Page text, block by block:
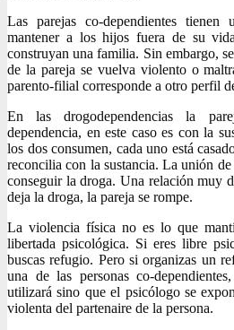
Las parejas co-dependientes tienen
mantener a los hijos fuera de su
construyan una familia. Sin embargo,
de la pareja se vuelva violento o
parento-filial corresponde a otro perfil
En las drogodependencias la
dependencia, en este caso es con la
los dos consumen, cada uno está
reconcilia con la sustancia. La unión de
conseguir la droga. Una relación muy
deja la droga, la pareja se rompe.
La violencia física no es lo que
libertada psicológica. Si eres libre
buscas refugio. Pero si organizas un
una de las personas co-
utilizará sino que el psicólogo se
violenta del partenaire de la persona.